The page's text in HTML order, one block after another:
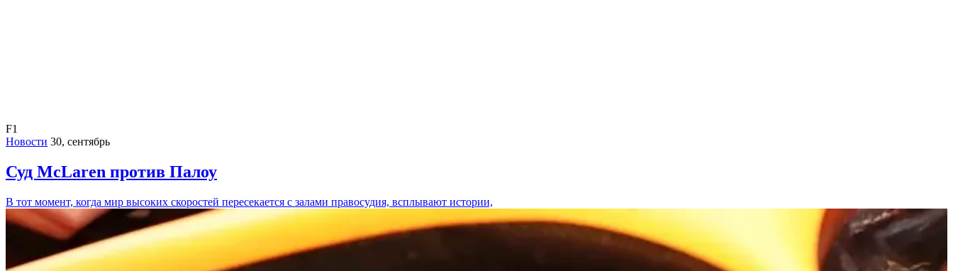
F1
Новости 30, сентябрь
Суд McLaren против Палоу
В тот момент, когда мир высоких скоростей пересекается с залами правосудия, всплывают истории,